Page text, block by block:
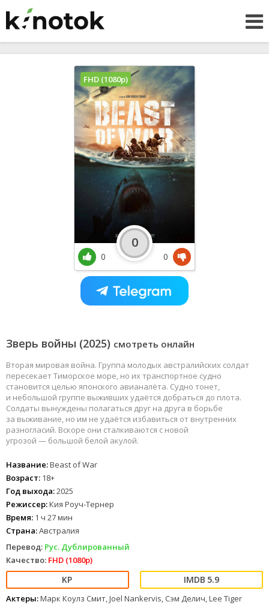
Зверь войны (2025) смотреть онлайн
Вторая мировая война. Группа молодых австралийских солдат
пересекает Тиморское море, но их транспортное судно
становится целью японского авианалёта. Судно тонет,
и небольшой группе выживших удаётся добраться до плота.
Солдаты вынуждены полагаться друг на друга в борьбе
за выживание, но им не удаётся избавиться от внутренних
разногласий. Вскоре они сталкиваются с новой
угрозой — большой белой акулой.
Название:Beast of War
Возраст: 18+
Год выхода:2025
Режиссер:Кия Роуч-Тернер
Время: 1 ч 27 мин
Страна:Австралия
Перевод: Рус. Дублированный
Качество: FHD (1080p)
5.9
Актеры:Марк Коулз Смит, Joel Nankervis, Сэм Делич, Lee Tiger
FHD (1080p)
0
0
0